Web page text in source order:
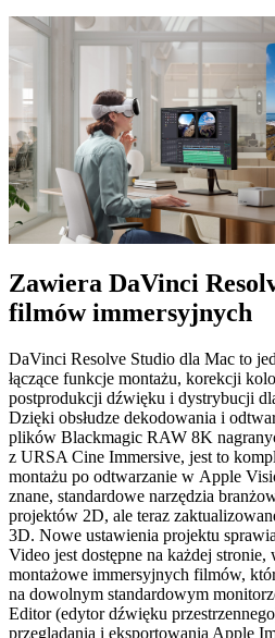
Zawiera DaVinci
filmów immersyjnych
DaVinci Resolve Studio dla Mac to
łączące funkcje montażu, korekcji
postprodukcji dźwięku i dystrybucji
Dzięki obsłudze dekodowania i
plików Blackmagic RAW 8K
z URSA Cine Immersive, jest to
montażu po odtwarzanie w Apple
znane, standardowe narzędzia
projektów 2D, ale teraz
3D. Nowe ustawienia projektu
Video jest dostępne na każdej
montażowe immersyjnych filmów,
na dowolnym standardowym
Editor (edytor dźwięku
przeglądania i eksportowania Apple